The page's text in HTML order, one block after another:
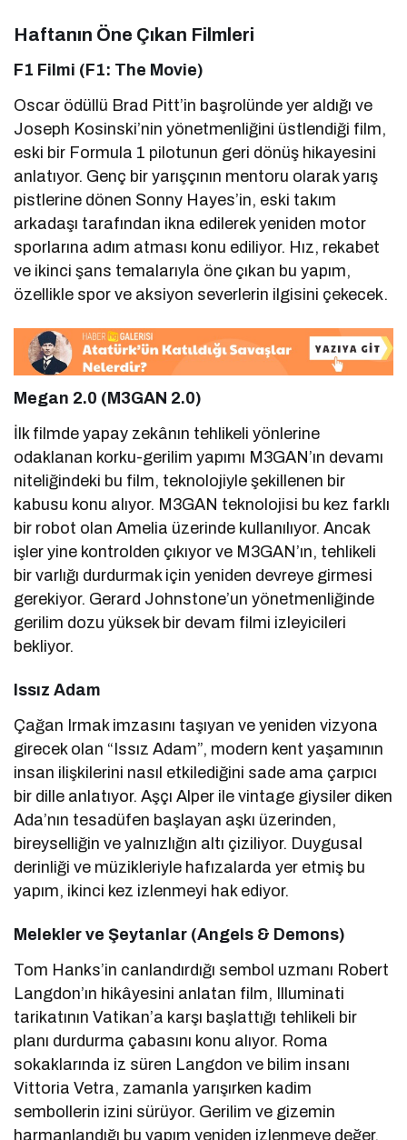
Haftanın Öne Çıkan Filmleri
F1 Filmi (F1: The Movie)
Oscar ödüllü Brad Pitt’in başrolünde yer aldığı ve
Joseph Kosinski’nin yönetmenliğini üstlendiği film,
eski bir Formula 1 pilotunun geri dönüş hikayesini
anlatıyor. Genç bir yarışçının mentoru olarak yarış
pistlerine dönen Sonny Hayes’in, eski takım
arkadaşı tarafından ikna edilerek yeniden motor
sporlarına adım atması konu ediliyor. Hız, rekabet
ve ikinci şans temalarıyla öne çıkan bu yapım,
özellikle spor ve aksiyon severlerin ilgisini çekecek.
Megan 2.0 (M3GAN 2.0)
İlk filmde yapay zekânın tehlikeli yönlerine
odaklanan korku-gerilim yapımı M3GAN’ın devamı
niteliğindeki bu film, teknolojiyle şekillenen bir
kabusu konu alıyor. M3GAN teknolojisi bu kez farklı
bir robot olan Amelia üzerinde kullanılıyor. Ancak
işler yine kontrolden çıkıyor ve M3GAN’ın, tehlikeli
bir varlığı durdurmak için yeniden devreye girmesi
gerekiyor. Gerard Johnstone’un yönetmenliğinde
gerilim dozu yüksek bir devam filmi izleyicileri
bekliyor.
Issız Adam
Çağan Irmak imzasını taşıyan ve yeniden vizyona
girecek olan “Issız Adam”, modern kent yaşamının
insan ilişkilerini nasıl etkilediğini sade ama çarpıcı
bir dille anlatıyor. Aşçı Alper ile vintage giysiler diken
Ada’nın tesadüfen başlayan aşkı üzerinden,
bireyselliğin ve yalnızlığın altı çiziliyor. Duygusal
derinliği ve müzikleriyle hafızalarda yer etmiş bu
yapım, ikinci kez izlenmeyi hak ediyor.
Melekler ve Şeytanlar (Angels & Demons)
Tom Hanks’in canlandırdığı sembol uzmanı Robert
Langdon’ın hikâyesini anlatan film, Illuminati
tarikatının Vatikan’a karşı başlattığı tehlikeli bir
planı durdurma çabasını konu alıyor. Roma
sokaklarında iz süren Langdon ve bilim insanı
Vittoria Vetra, zamanla yarışırken kadim
sembollerin izini sürüyor. Gerilim ve gizemin
harmanlandığı bu yapım yeniden izlenmeye değer.